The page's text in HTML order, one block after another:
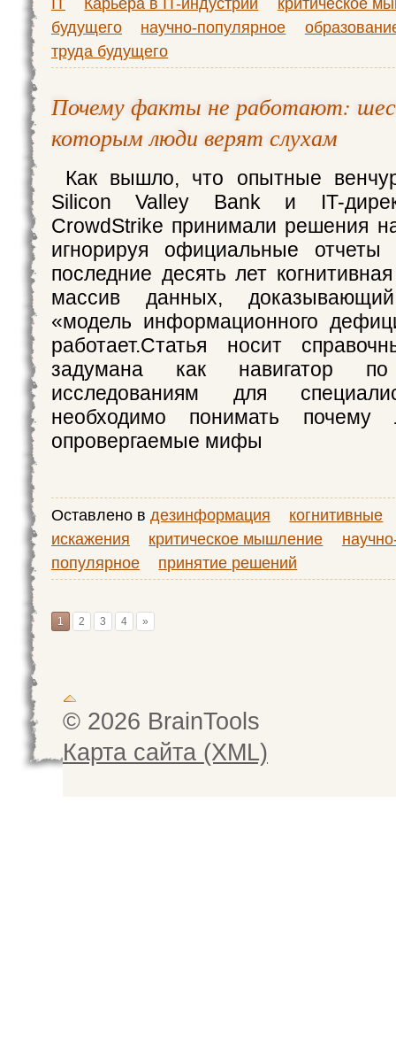
будущего
научно-популярное
труда будущего
Почему факты не работают:
которым люди верят слухам
Как вышло, что опытные
Silicon Valley Bank и IT-
CrowdStrike принимали решения
игнорируя официальные
последние десять лет
массив данных,
«модель информационного
работает.​Статья носит
задумана как навигатор
исследованиям для
необходимо понимать
опровергаемые мифы
Оставлено в дезинформация
когнитивные
искажения
критическое мышление
популярное
принятие решений
1 2 3 4 »
© 2026 BrainTools
Карта сайта (XML)